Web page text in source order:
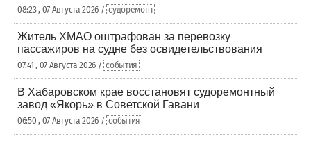
08:23 , 07 Августа 2026 / судоремонт
Житель ХМАО оштрафован за перевозку
пассажиров на судне без освидетельствования
07:41 , 07 Августа 2026 / события
В Хабаровском крае восстановят судоремонтный
завод «Якорь» в Советской Гавани
06:50 , 07 Августа 2026 / события